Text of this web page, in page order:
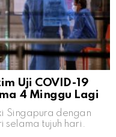
Uji COVID-19
4 Minggu Lagi
Singapura dengan
selama tujuh hari.